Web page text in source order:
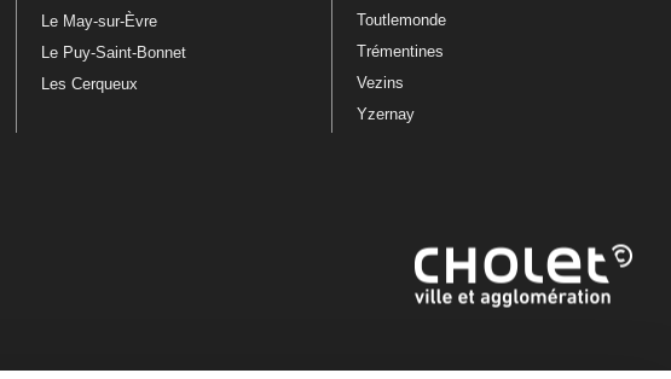
Le May-sur-Èvre
Le Puy-Saint-Bonnet
Les Cerqueux
Toutlemonde
Trémentines
Vezins
Yzernay